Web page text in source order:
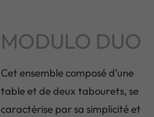
MODULO DUO
Cet ensemble composé d’une
table et de deux tabourets, se
caractérise par sa simplicité et